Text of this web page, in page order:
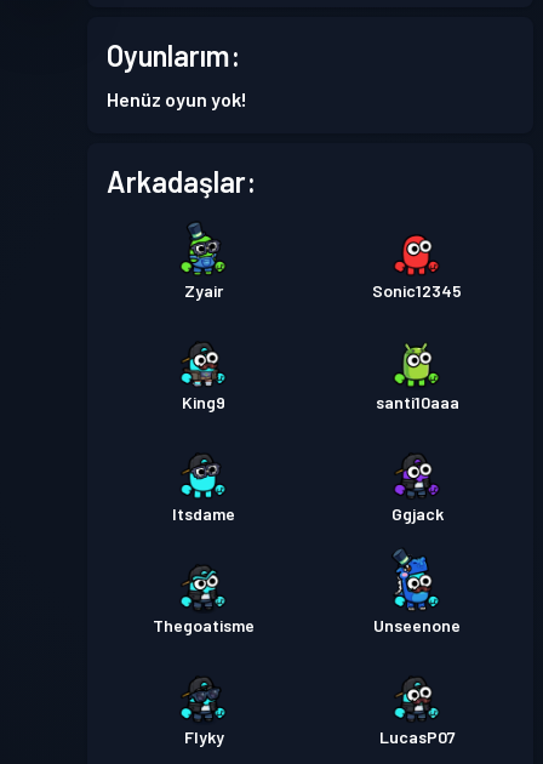
Oyunlarım:
Henüz oyun yok!
Arkadaşlar:
Zyair Sonic12345
King9 santi10aaa
Itsdame Ggjack
Thegoatisme Unseenone
Flyky LucasP07